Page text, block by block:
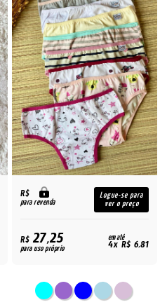
R$
para revenda
Logue-se para
ver o preço
R$27,25
para uso próprio
em até
4x R$ 6,81